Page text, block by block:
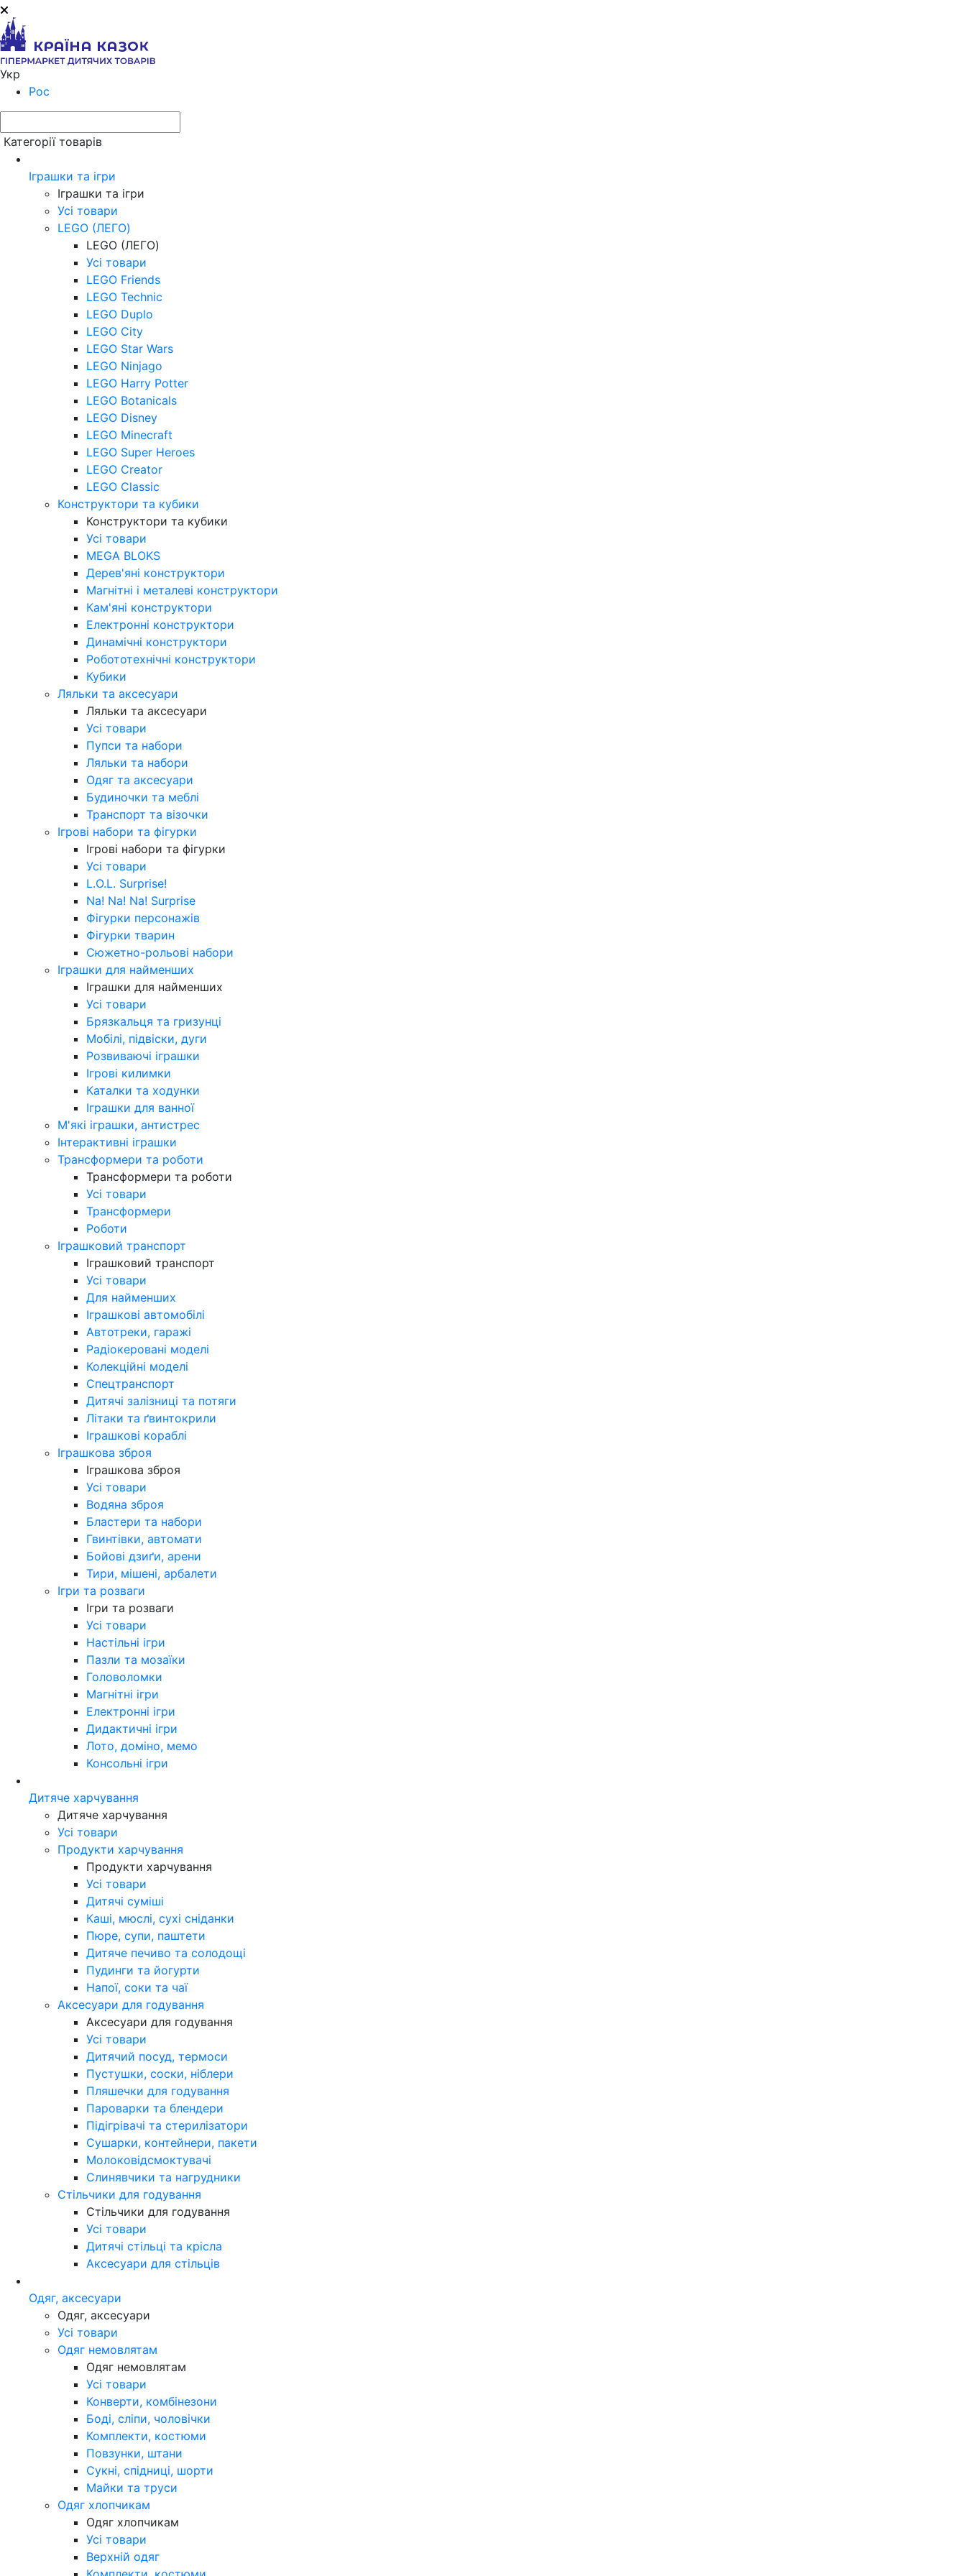
Укр
Рос
Категорії товарів
Іграшки та ігри
Іграшки та ігри
Усі товари
LEGO (ЛЕГО)
LEGO (ЛЕГО)
Усі товари
LEGO Friends
LEGO Technic
LEGO Duplo
LEGO City
LEGO Star Wars
LEGO Ninjago
LEGO Harry Potter
LEGO Botanicals
LEGO Disney
LEGO Minecraft
LEGO Super Heroes
LEGO Creator
LEGO Classic
Конструктори та кубики
Конструктори та кубики
Усі товари
MEGA BLOKS
Дерев'яні конструктори
Магнітні і металеві конструктори
Кам'яні конструктори
Електронні конструктори
Динамічні конструктори
Робототехнічні конструктори
Кубики
Ляльки та аксесуари
Ляльки та аксесуари
Усі товари
Пупси та набори
Ляльки та набори
Одяг та аксесуари
Будиночки та меблі
Транспорт та візочки
Ігрові набори та фігурки
Ігрові набори та фігурки
Усі товари
L.O.L. Surprise!
Na! Na! Na! Surprise
Фігурки персонажів
Фігурки тварин
Сюжетно-рольові набори
Іграшки для найменших
Іграшки для найменших
Усі товари
Брязкальця та гризунці
Мобілі, підвіски, дуги
Розвиваючі іграшки
Ігрові килимки
Каталки та ходунки
Іграшки для ванної
М'які іграшки, антистрес
Інтерактивні іграшки
Трансформери та роботи
Трансформери та роботи
Усі товари
Трансформери
Роботи
Іграшковий транспорт
Іграшковий транспорт
Усі товари
Для найменших
Іграшкові автомобілі
Автотреки, гаражі
Радіокеровані моделі
Колекційні моделі
Спецтранспорт
Дитячі залізниці та потяги
Літаки та ґвинтокрили
Іграшкові кораблі
Іграшкова зброя
Іграшкова зброя
Усі товари
Водяна зброя
Бластери та набори
Гвинтівки, автомати
Бойові дзиґи, арени
Тири, мішені, арбалети
Ігри та розваги
Ігри та розваги
Усі товари
Настільні ігри
Пазли та мозаїки
Головоломки
Магнітні ігри
Електронні ігри
Дидактичні ігри
Лото, доміно, мемо
Консольні ігри
Дитяче харчування
Дитяче харчування
Усі товари
Продукти харчування
Продукти харчування
Усі товари
Дитячі суміші
Каші, мюслі, сухі сніданки
Пюре, супи, паштети
Дитяче печиво та солодощі
Пудинги та йогурти
Напої, соки та чаї
Аксесуари для годування
Аксесуари для годування
Усі товари
Дитячий посуд, термоси
Пустушки, соски, ніблери
Пляшечки для годування
Пароварки та блендери
Підігрівачі та стерилізатори
Сушарки, контейнери, пакети
Молоковідсмоктувачі
Слинявчики та нагрудники
Стільчики для годування
Стільчики для годування
Усі товари
Дитячі стільці та крісла
Аксесуари для стільців
Одяг, аксесуари
Одяг, аксесуари
Усі товари
Одяг немовлятам
Одяг немовлятам
Усі товари
Конверти, комбінезони
Боді, сліпи, чоловічки
Комплекти, костюми
Повзунки, штани
Сукні, спідниці, шорти
Майки та труси
Одяг хлопчикам
Одяг хлопчикам
Усі товари
Верхній одяг